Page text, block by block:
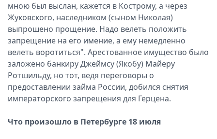
мною был выслан, кажется в Кострому, а через
Жуковского, наследником (сыном Николая)
выпрошено прощение. Надо велеть положить
запрещение на его имение, а ему немедленно
велеть воротиться". Арестованное имущество было
заложено банкиру Джеймсу (Якобу) Майеру
Ротшильду, но тот, ведя переговоры о
предоставлении займа России, добился снятия
императорского запрещения для Герцена.
Что произошло в Петербурге 18 июля